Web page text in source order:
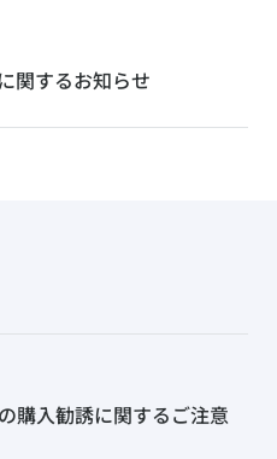
関するお知らせ
購入勧誘に関するご注意